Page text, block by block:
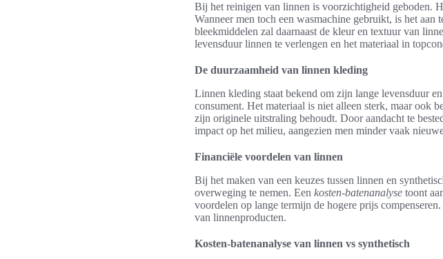
Bij het reinigen van linnen is voorzichtigheid geboden.
Wanneer men toch een wasmachine gebruikt, is het
bleekmiddelen zal daarnaast de kleur en textuur van
levensduur linnen te verlengen en het materiaal in
De duurzaamheid van linnen kleding
Linnen kleding staat bekend om zijn lange levensduur
consument. Het materiaal is niet alleen sterk, maar ook
zijn originele uitstraling behoudt. Door aandacht te
impact op het milieu, aangezien men minder vaak
Financiële voordelen van linnen
Bij het maken van een keuzes tussen linnen en
overweging te nemen. Een kosten-batenanalyse toont
voordelen op lange termijn de hogere prijs
van linnenproducten.
Kosten-batenanalyse van linnen vs synthetisch